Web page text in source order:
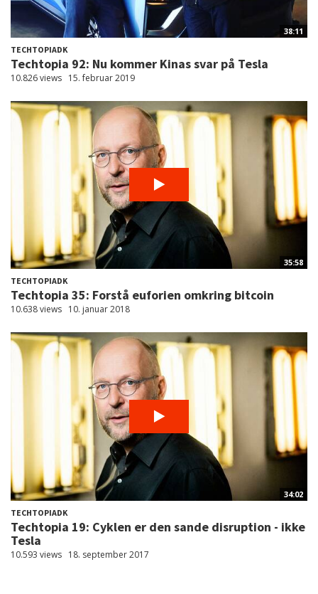
38:11
TECHTOPIADK
Techtopia 92: Nu kommer Kinas svar på Tesla
10.826 views 15. februar 2019
35:58
TECHTOPIADK
Techtopia 35: Forstå euforien omkring bitcoin
10.638 views 10. januar 2018
34:02
TECHTOPIADK
Techtopia 19: Cyklen er den sande disruption - ikke
Tesla
10.593 views 18. september 2017